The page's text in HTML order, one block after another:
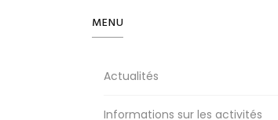
MENU
Actualités
Informations sur les activités